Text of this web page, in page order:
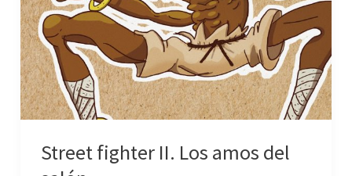
Street fighter II. Los amos del